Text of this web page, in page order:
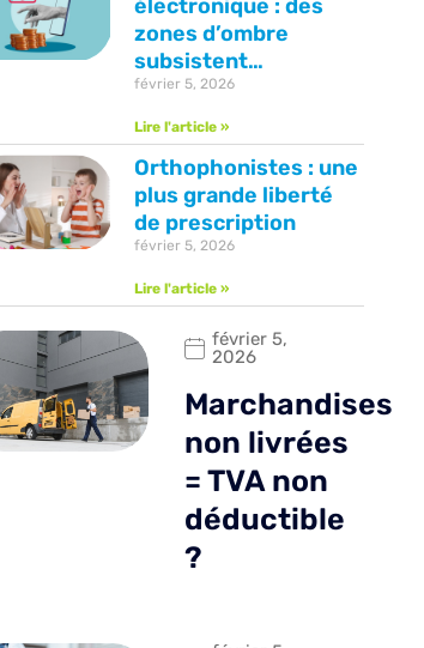
électronique : des
zones d’ombre
subsistent…
février 5, 2026
Lire l'article »
Orthophonistes : une
plus grande liberté
de prescription
février 5, 2026
Lire l'article »
février 5,
2026
Marchandises
non livrées
= TVA non
déductible
?